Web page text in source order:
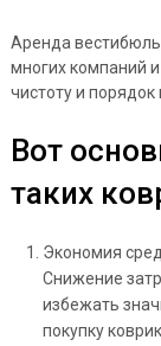
Аренда
многих компаний
чистоту и
Вот
таких
Экономия
Снижение
избежать
покупку